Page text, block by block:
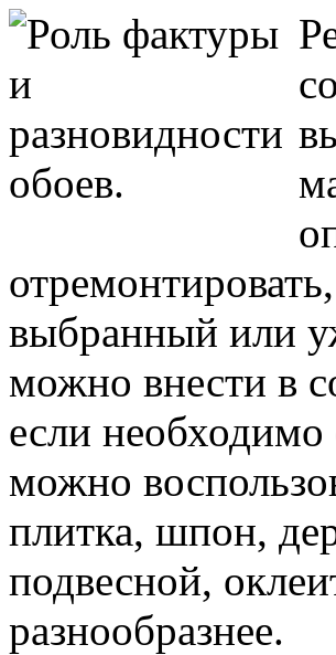
выбранный или
можно внести в
если
можно
плитка, шпон,
подвесной,
разнообразнее.